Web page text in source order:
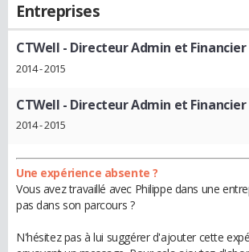
Entreprises
CTWell - Directeur Admin et Financier
2014 - 2015
CTWell - Directeur Admin et Financier
2014 - 2015
Une expérience absente ?
Vous avez travaillé avec Philippe dans une
pas dans son parcours ?
N'hésitez pas à lui suggérer d'ajouter cette